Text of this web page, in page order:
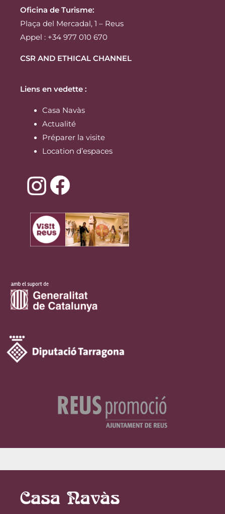
Oficina de Turisme:
Plaça del Mercadal, 1 – Reus
Appel : +34 977 010 670
CSR AND ETHICAL CHANNEL
Liens en vedette :
Casa Navàs
Actualité
Préparer la visite
Location d’espaces